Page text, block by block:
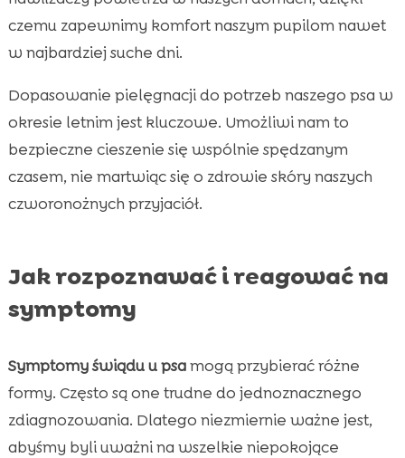
czemu zapewnimy komfort naszym pupilom nawet
w najbardziej suche dni.
Dopasowanie pielęgnacji do potrzeb naszego psa w
okresie letnim jest kluczowe. Umożliwi nam to
bezpieczne cieszenie się wspólnie spędzanym
czasem, nie martwiąc się o zdrowie skóry naszych
czworonożnych przyjaciół.
Jak rozpoznawać i reagować na
symptomy
Symptomy świądu u psamogą przybierać różne
formy. Często są one trudne do jednoznacznego
zdiagnozowania. Dlatego niezmiernie ważne jest,
abyśmy byli uważni na wszelkie niepokojące